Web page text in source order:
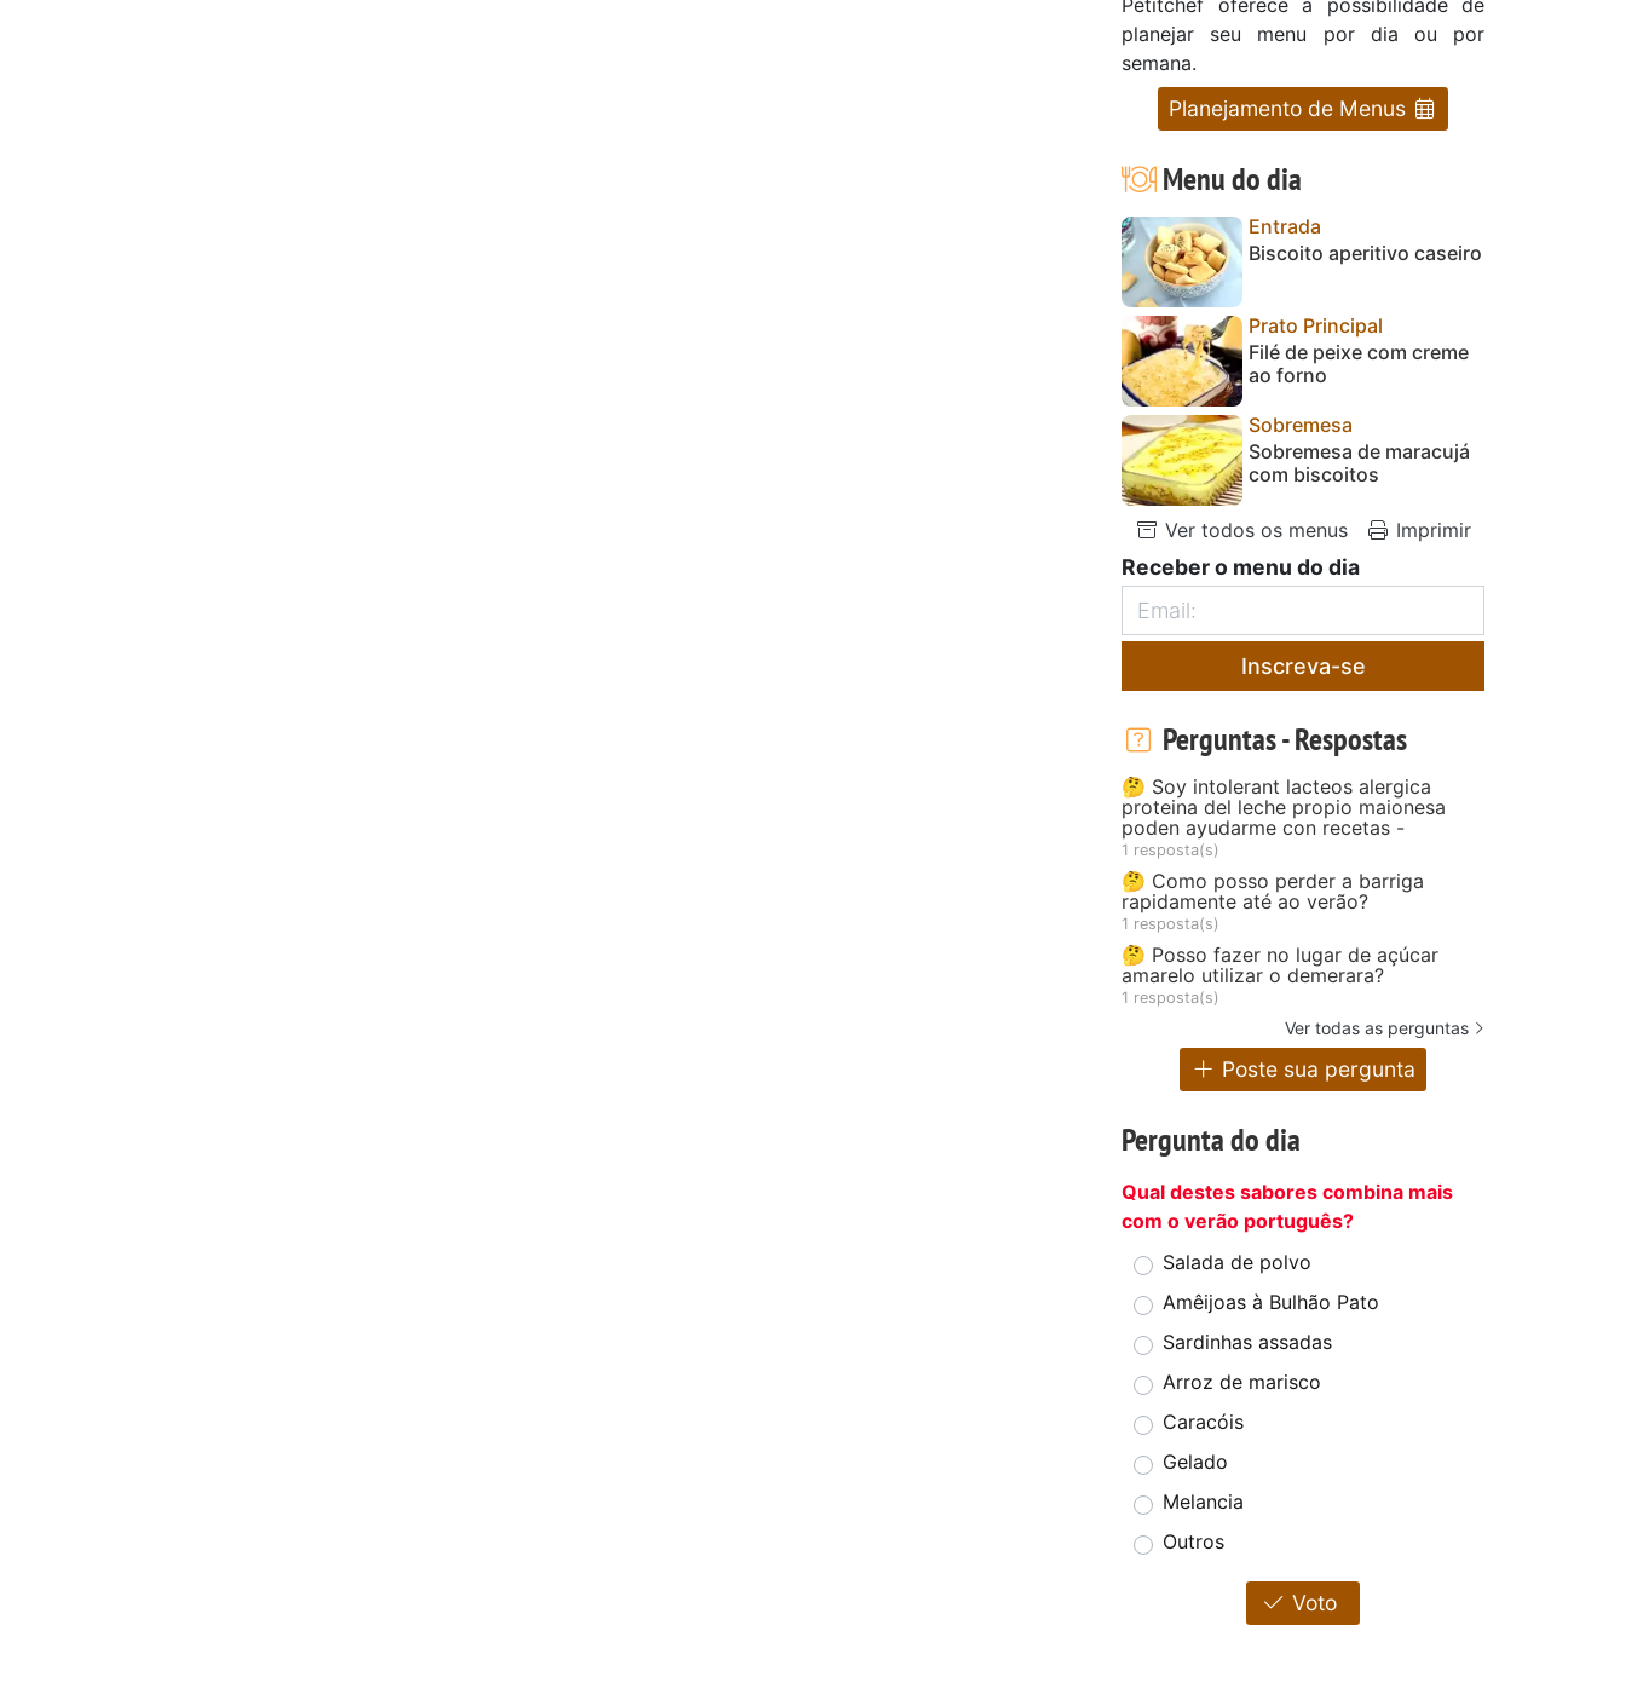
planejar seu menu por dia ou por
semana.
Planejamento de Menus
Menu do dia
Entrada
Biscoito aperitivo caseiro
Prato Principal
Filé de peixe com creme
ao forno
Sobremesa
Sobremesa de maracujá
com biscoitos
Ver todos os menus Imprimir
Receber o menu do dia
Inscreva-se
Perguntas - Respostas
🤔 Soy intolerant lacteos alergica
proteina del leche propio maionesa
poden ayudarme con recetas -
1 resposta(s)
🤔 Como posso perder a barriga
rapidamente até ao verão?
1 resposta(s)
🤔 Posso fazer no lugar de açúcar
amarelo utilizar o demerara?
1 resposta(s)
Ver todas as perguntas
Poste sua pergunta
Pergunta do dia
Qual destes sabores combina mais
com o verão português?
Salada de polvo
Amêijoas à Bulhão Pato
Sardinhas assadas
Arroz de marisco
Caracóis
Gelado
Melancia
Outros
Voto